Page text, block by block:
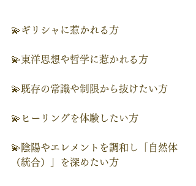
💫ギリシャに惹かれる方
💫東洋思想や哲学に惹かれる方
💫既存の常識や制限から抜けたい方
💫ヒーリングを体験したい方
💫陰陽やエレメントを調和し「自然体
（統合）」を深めたい方